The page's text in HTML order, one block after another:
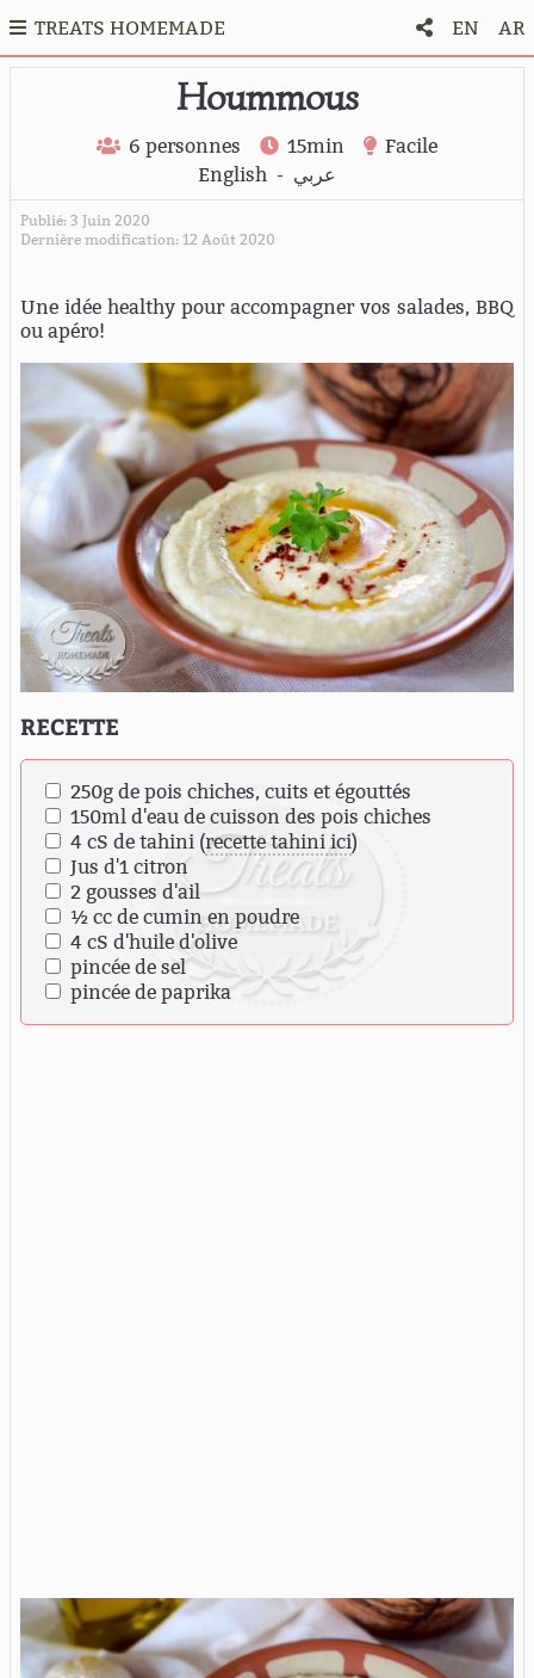
TREATS HOMEMADE EN AR
Hoummous
6 personnes 15min
Facile
English - عربي
Publié: 3 Juin 2020
Dernière modification: 12 Août 2020
Une idée healthy pour accompagner vos salades, BBQ
ou apéro!
RECETTE
250g de pois chiches, cuits et égouttés
150ml d'eau de cuisson des pois chiches
4 cS de tahini (recette tahini ici)
Jus d'1 citron
2 gousses d'ail
½ cc de cumin en poudre
4 cS d'huile d'olive
pincée de sel
pincée de paprika